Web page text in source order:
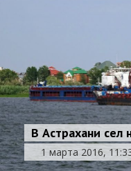
В Астрахани сел
1 марта 2016,